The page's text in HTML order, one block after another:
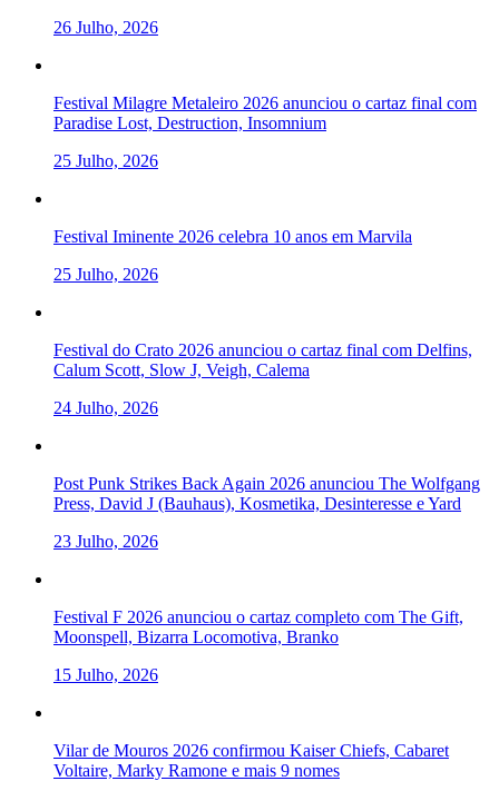
26 Julho, 2026
Festival Milagre Metaleiro 2026 anunciou o cartaz final com
Paradise Lost, Destruction, Insomnium
25 Julho, 2026
Festival Iminente 2026 celebra 10 anos em Marvila
25 Julho, 2026
Festival do Crato 2026 anunciou o cartaz final com Delfins,
Calum Scott, Slow J, Veigh, Calema
24 Julho, 2026
Post Punk Strikes Back Again 2026 anunciou The Wolfgang
Press, David J (Bauhaus), Kosmetika, Desinteresse e Yard
23 Julho, 2026
Festival F 2026 anunciou o cartaz completo com The Gift,
Moonspell, Bizarra Locomotiva, Branko
15 Julho, 2026
Vilar de Mouros 2026 confirmou Kaiser Chiefs, Cabaret
Voltaire, Marky Ramone e mais 9 nomes